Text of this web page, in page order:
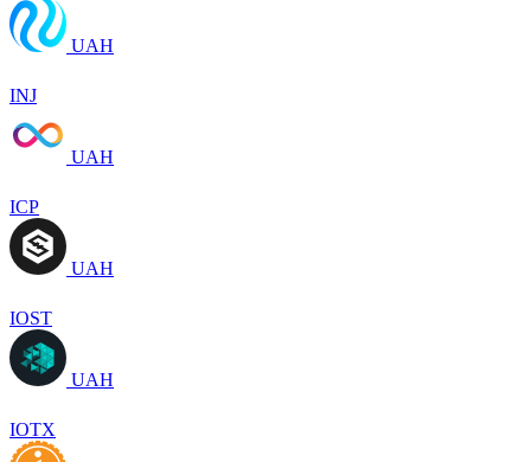
UAH
INJ
UAH
ICP
UAH
IOST
UAH
IOTX